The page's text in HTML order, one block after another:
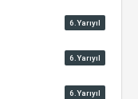
6.Yarıyıl
6.Yarıyıl
6.Yarıyıl